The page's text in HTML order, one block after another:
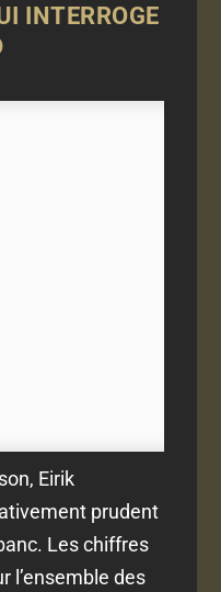
INTERROGE
Eirik
prudent
Les chiffres
l’ensemble des